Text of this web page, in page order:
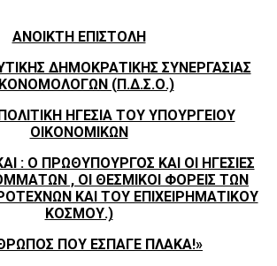
ΑΝΟΙΚΤΗ ΕΠΙΣΤΟΛΗ
ΔΗΜΟΚΡΑΤΙΚΗΣ ΣΥΝΕΡΓΑΣΙΑΣ
(Π.Δ.Σ.Ο.)
ΗΓΕΣΙΑ ΤΟΥ ΥΠΟΥΡΓΕΙΟΥ
ΟΙΚΟΝΟΜΙΚΩΝ
: Ο ΠΡΩΘΥΠΟΥΡΓΟΣ ΚΑΙ ΟΙ ΗΓΕΣΙΕΣ
, ΟΙ ΘΕΣΜΙΚΟΙ ΦΟΡΕΙΣ ΤΩΝ
ΚΑΙ ΤΟΥ ΕΠΙΧΕΙΡΗΜΑΤΙΚΟΥ
ΚΟΣΜΟΥ.)
ΠΟΥ ΕΣΠΑΓΕ ΠΛΑΚΑ!»